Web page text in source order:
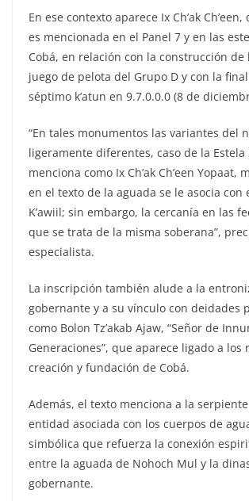
En ese contexto aparece Ix Ch’ak
es mencionada en el Panel 7 y en las
Cobá, en relación con la construcción de
juego de pelota del Grupo D y con la
séptimo k’atun en 9.7.0.0.0 (8 de
“En tales monumentos las variantes del
ligeramente diferentes, caso de la Estela
menciona como Ix Ch’ak Ch’een Yopaat,
en el texto de la aguada se le asocia con
K’awiil; sin embargo, la cercanía en las
que se trata de la misma soberana”,
especialista.
La inscripción también alude a la
gobernante y a su vínculo con deidades
como Bolon Tz’akab Ajaw, “Señor de
Generaciones”, que aparece ligado a los
creación y fundación de Cobá.
Además, el texto menciona a la serpiente
entidad asociada con los cuerpos de
simbólica que refuerza la conexión
entre la aguada de Nohoch Mul y la
gobernante.